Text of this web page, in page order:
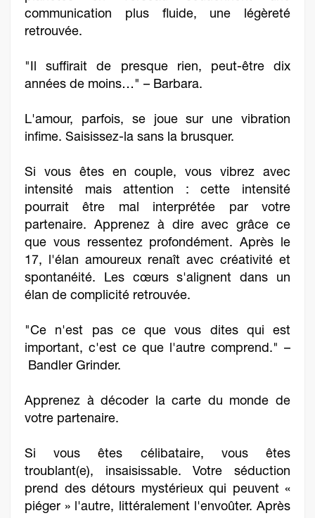
communication plus fluide, une légèreté
retrouvée.
"Il suffirait de presque rien, peut-être dix
années de moins…" – Barbara.
L'amour, parfois, se joue sur une vibration
infime. Saisissez-la sans la brusquer.
Si vous êtes en couple, vous vibrez avec
intensité mais attention : cette intensité
pourrait être mal interprétée par votre
partenaire. Apprenez à dire avec grâce ce
que vous ressentez profondément. Après le
17, l'élan amoureux renaît avec créativité et
spontanéité. Les cœurs s'alignent dans un
élan de complicité retrouvée.
"Ce n'est pas ce que vous dites qui est
important, c'est ce que l'autre comprend." –
Bandler Grinder.
Apprenez à décoder la carte du monde de
votre partenaire.
Si vous êtes célibataire, vous êtes
troublant(e), insaisissable. Votre séduction
prend des détours mystérieux qui peuvent «
piéger » l'autre, littéralement l'envoûter. Après